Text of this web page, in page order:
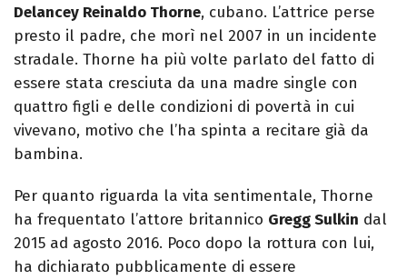
Delancey Reinaldo Thorne, cubano. L’attrice perse
presto il padre, che morì nel 2007 in un incidente
stradale. Thorne ha più volte parlato del fatto di
essere stata cresciuta da una madre single con
quattro figli e delle condizioni di povertà in cui
vivevano, motivo che l’ha spinta a recitare già da
bambina.
Per quanto riguarda la vita sentimentale, Thorne
ha frequentato l’attore britannico Gregg Sulkin dal
2015 ad agosto 2016. Poco dopo la rottura con lui,
ha dichiarato pubblicamente di essere